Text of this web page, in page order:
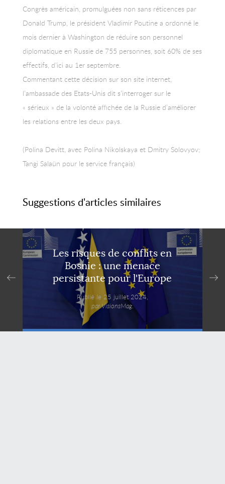
Congrès américain, promulguées non sans réticences par
Donald Trump, le président Vladimir Poutine a ordonné le
mois dernier à Washington de réduire son personnel
diplomatique en Russie de 755 personnes, soit 60% de ses
effectifs, d’ici au 1er septembre.
Commentant cette décision sur son site internet,
l’ambassade des Etats-Unis dit s’interroger sur le
« sérieux » de la volonté affichée de la Russie d’améliorer
les relations entre les deux pays.
(Polina Devitt, avec Polina Nikolskaya et Dmitry Solovyov;
Tangi Salaün pour le service français)
Suggestions d'articles similaires
Les risques de conflits en
Bosnie : une menace
persistante pour l'Europe
Publié le 25 juillet 2024,
par VisionsMag.